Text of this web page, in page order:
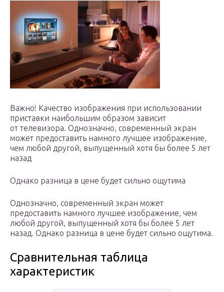
Важно! Качество изображения при использовании
приставки наибольшим образом зависит
от телевизора. Однозначно, современный экран
может предоставить намного лучшее изображение,
чем любой другой, выпущенный хотя бы более 5 лет
назад
Однако разница в цене будет сильно ощутима
Однозначно, современный экран может
предоставить намного лучшее изображение, чем
любой другой, выпущенный хотя бы более 5 лет
назад. Однако разница в цене будет сильно ощутима.
Сравнительная таблица
характеристик